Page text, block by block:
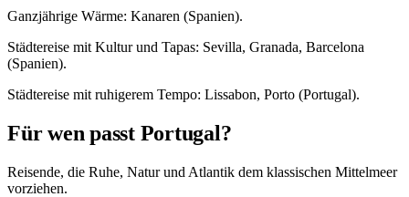
Ganzjährige Wärme: Kanaren (Spanien).
Städtereise mit Kultur und Tapas: Sevilla, Granada, Barcelona
(Spanien).
Städtereise mit ruhigerem Tempo: Lissabon, Porto (Portugal).
Für wen passt Portugal?
Reisende, die Ruhe, Natur und Atlantik dem klassischen Mittelmeer
vorziehen.